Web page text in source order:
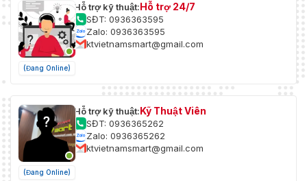
(Đang Online)
Hỗ trợ kỹ thuật:Hỗ trợ 24/7
SĐT: 0936363595
Zalo: 0936363595
ktvietnamsmart@gmail.com
(Đang Online)
Hỗ trợ kỹ thuật:Kỹ Thuật Viên
SĐT: 0936365262
Zalo: 0936365262
ktvietnamsmart@gmail.com